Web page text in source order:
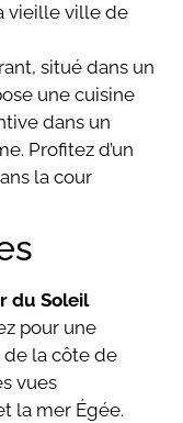
vieille ville de
situé dans un
une cuisine
dans un
Profitez d’un
la cour
du Soleil
pour une
la côte de
vues
la mer Égée.